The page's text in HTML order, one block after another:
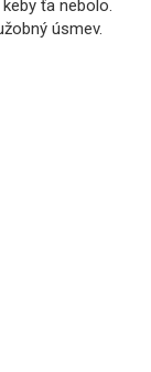
ťa nebolo.
úsmev.